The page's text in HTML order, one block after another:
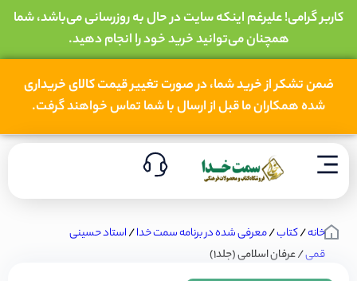
کاربر گرامی! علیرغم اینکه سایت در حال به روزرسانی می‌باشد، شما
همچنان می‌توانید خرید خود را انجام دهید.
ضمن تشکر از خرید شما، در صورت تغییر قیمت کالای خریداری
شده همکاران ما قبل از ارسال با شما تماس خواهند گرفت.
خانه/کتاب/معرفی شده در برنامه سمت خدا/استاد حسینی
قمی/ عرفان اسلامی (جلد1)